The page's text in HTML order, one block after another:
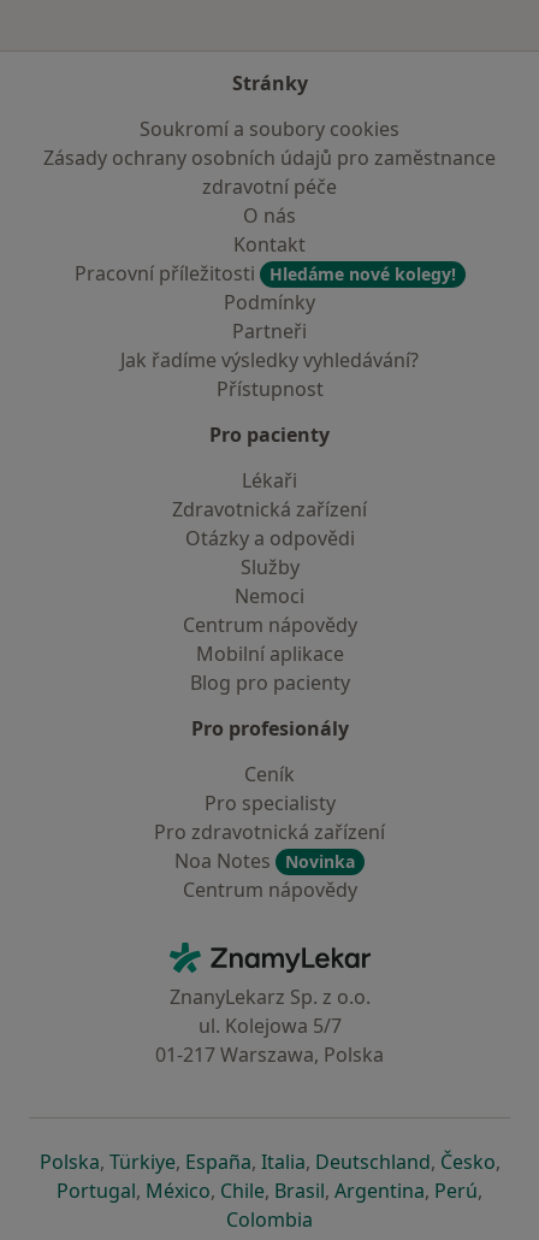
Stránky
Soukromí a soubory cookies
Zásady ochrany osobních údajů pro zaměstnance
zdravotní péče
O nás
Kontakt
Pracovní příležitosti
Hledáme nové kolegy!
Podmínky
Partneři
Jak řadíme výsledky vyhledávání?
Přístupnost
Pro pacienty
Lékaři
Zdravotnická zařízení
Otázky a odpovědi
Služby
Nemoci
Centrum nápovědy
Mobilní aplikace
Blog pro pacienty
Pro profesionály
Ceník
Pro specialisty
Pro zdravotnická zařízení
Noa Notes
Novinka
Centrum nápovědy
ZnamyLekar - Hlavní stránka
ZnanyLekarz Sp. z o.o.
ul. Kolejowa 5/7
01-217 Warszawa, Polska
Polskase otevře v nové záložce
, Türkiyese otevře v nové záložce
, Españase otevře v nové záložce
, Italiase otevře v nové záložce
, Deutschlandse otevře v
, Českose
,
Portugalse otevře v nové záložce
, Méxicose otevře v nové záložce
, Chilese otevře v nové záložce
, Brasilse otevře v nové
, Argentinase otevře v
, Perúse
,
Colombia